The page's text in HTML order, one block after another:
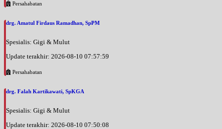
Persahabatan
drg. Amatul Firdaus Ramadhan, SpPM
Spesialis: Gigi & Mulut
Update terakhir: 2026-08-10 07:57:59
Persahabatan
drg. Falah Kartikawati, SpKGA
Spesialis: Gigi & Mulut
Update terakhir: 2026-08-10 07:50:08